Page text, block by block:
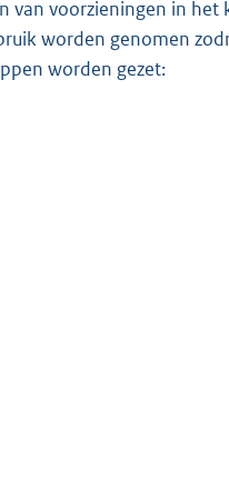
voorzieningen in het
worden genomen
worden gezet: